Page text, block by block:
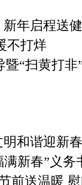
年启程送
不打烊
暨“扫黄打非
和谐迎新
满新春”义
前送温暖